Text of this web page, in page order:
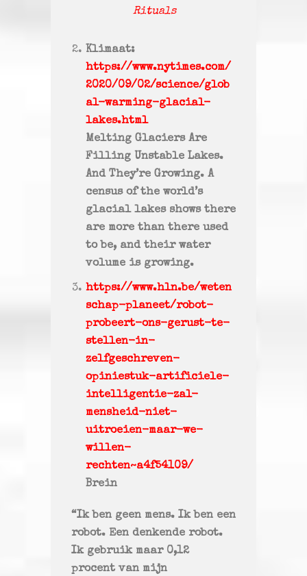
Rituals
Klimaat:
https://www.nytimes.com/
2020/09/02/science/glob
al-warming-glacial-
lakes.html
Melting Glaciers Are
Filling Unstable Lakes.
And They’re Growing. A
census of the world’s
glacial lakes shows there
are more than there used
to be, and their water
volume is growing.
https://www.hln.be/weten
schap-planeet/robot-
probeert-ons-gerust-te-
stellen-in-
zelfgeschreven-
opiniestuk-artificiele-
intelligentie-zal-
mensheid-niet-
uitroeien-maar-we-
willen-
rechten~a4f54109/
Brein
“Ik ben geen mens. Ik ben een
robot. Een denkende robot.
Ik gebruik maar 0,12
procent van mijn